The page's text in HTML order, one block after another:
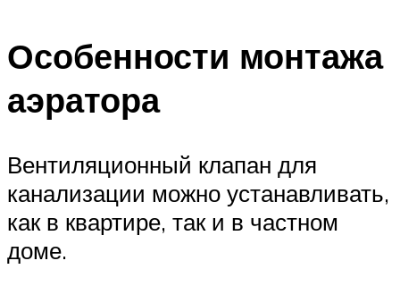
Особенности монтажа
аэратора
Вентиляционный клапан для
канализации можно устанавливать,
как в квартире, так и в частном
доме.